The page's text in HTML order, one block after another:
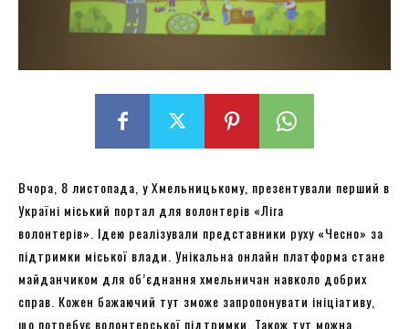
Вчора, 8 листопада, у Хмельницькому, презентували перший в
Україні міський портал для волонтерів «Ліга
волонтерів». Ідею реалізували представники руху «Чесно» за
підтримки міської влади. Унікальна онлайн платформа стане
майданчиком для об’єднання хмельничан навколо добрих
справ. Кожен бажаючий тут зможе запропонувати ініціативу,
що потребує волонтерської підтримки. Також тут можна